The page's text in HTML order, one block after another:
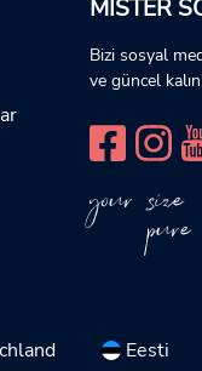
MISTER
Bizi sosyal
ve güncel
your size
Eesti